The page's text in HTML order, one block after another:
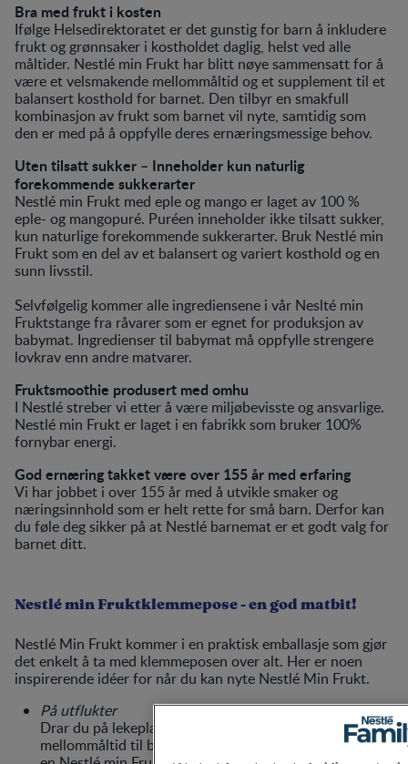
Bra med frukt i kosten
Ifølge Helsedirektoratet er det gunstig for barn å inkludere
frukt og grønnsaker i kostholdet daglig, helst ved alle
måltider. Nestlé min Frukt har blitt nøye sammensatt for å
være et velsmakende mellommåltid og et supplement til et
balansert kosthold for barnet. Den tilbyr en smakfull
kombinasjon av frukt som barnet vil nyte, samtidig som
den er med på å oppfylle deres ernæringsmessige behov.
Uten tilsatt sukker – Inneholder kun naturlig
forekommende sukkerarter
Nestlé min Frukt med eple og mango er laget av 100 %
eple- og mangopuré. Puréen inneholder ikke tilsatt sukker,
kun naturlige forekommende sukkerarter. Bruk Nestlé min
Frukt som en del av et balansert og variert kosthold og en
sunn livsstil.
Selvfølgelig kommer alle ingrediensene i vår Neslté min
Fruktstange fra råvarer som er egnet for produksjon av
babymat. Ingredienser til babymat må oppfylle strengere
lovkrav enn andre matvarer.
Fruktsmoothie produsert med omhu
I Nestlé streber vi etter å være miljøbevisste og ansvarlige.
Nestlé min Frukt er laget i en fabrikk som bruker 100%
fornybar energi.
God ernæring takket være over 155 år med erfaring
Vi har jobbet i over 155 år med å utvikle smaker og
næringsinnhold som er helt rette for små barn. Derfor kan
du føle deg sikker på at Nestlé barnemat er et godt valg for
barnet ditt.
Nestlé min Fruktklemmepose - en god matbit!
Nestlé Min Frukt kommer i en praktisk emballasje som gjør
det enkelt å ta med klemmeposen over alt. Her er noen
inspirerende idéer for når du kan nyte Nestlé Min Frukt.
På utflukter
Drar du på lekeplassen er det alltid lurt å ta med et
mellommåltid til barnet ditt. Vi anbefaler at du tar med